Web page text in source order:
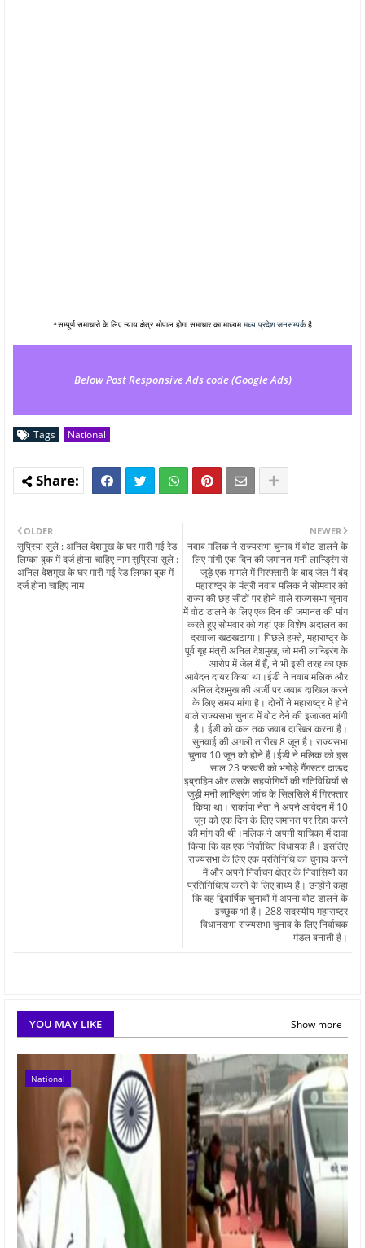
*सम्पूर्ण समाचारो के लिए न्याय क्षेत्र भोपाल होगा समाचार का माध्यममध्य प्रदेश जनसम्पर्कहै
Below Post Responsive Ads code (Google Ads)
Tags National
NEWER
नवाब मलिक ने राज्यसभा चुनाव में वोट डालने के
लिए मांगी एक दिन की जमानत मनी लान्ड्रिंग से
जुड़े एक मामले में गिरफ्तारी के बाद जेल में बंद
महाराष्ट्र के मंत्री नवाब मलिक ने सोमवार को
राज्य की छह सीटों पर होने वाले राज्यसभा चुनाव
में वोट डालने के लिए एक दिन की जमानत की मांग
करते हुए सोमवार को यहां एक विशेष अदालत का
दरवाजा खटखटाया। पिछले हफ्ते, महाराष्ट्र के
पूर्व गृह मंत्री अनिल देशमुख, जो मनी लान्ड्रिंग के
आरोप में जेल में हैं, ने भी इसी तरह का एक
आवेदन दायर किया था।ईडी ने नवाब मलिक और
अनिल देशमुख की अर्जी पर जवाब दाखिल करने
के लिए समय मांगा है। दोनों ने महाराष्ट्र में होने
वाले राज्यसभा चुनाव में वोट देने की इजाजत मांगी
है। ईडी को कल तक जवाब दाखिल करना है।
सुनवाई की अगली तारीख 8 जून है। राज्यसभा
चुनाव 10 जून को होने हैं।ईडी ने मलिक को इस
साल 23 फरवरी को भगोड़े गैंगस्टर दाऊद
इब्राहिम और उसके सहयोगियों की गतिविधियों से
जुड़ी मनी लान्ड्रिंग जांच के सिलसिले में गिरफ्तार
किया था। राकांपा नेता ने अपने आवेदन में 10
जून को एक दिन के लिए जमानत पर रिहा करने
की मांग की थी।मलिक ने अपनी याचिका में दावा
किया कि वह एक निर्वाचित विधायक हैं। इसलिए
राज्यसभा के लिए एक प्रतिनिधि का चुनाव करने
में और अपने निर्वाचन क्षेत्र के निवासियों का
प्रतिनिधित्व करने के लिए बाध्य हैं। उन्होंने कहा
कि वह द्विवार्षिक चुनावों में अपना वोट डालने के
इच्छुक भी हैं। 288 सदस्यीय महाराष्ट्र
विधानसभा राज्यसभा चुनाव के लिए निर्वाचक
मंडल बनाती है।
OLDER
सुप्रिया सुले : अनिल देशमुख के घर मारी गई रेड
लिम्का बुक में दर्ज होना चाहिए नाम सुप्रिया सुले :
अनिल देशमुख के घर मारी गई रेड लिम्का बुक में
दर्ज होना चाहिए नाम
YOU MAY LIKE Show more
National